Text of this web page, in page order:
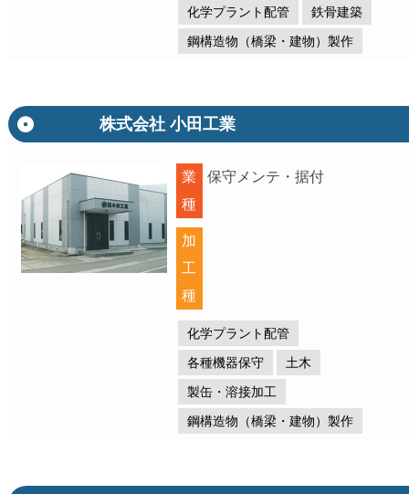
化学プラント配管
鉄骨建築
鋼構造物（橋梁・建物）製作
株式会社 小田工業
業
種
保守メンテ・据付
加
工
種
化学プラント配管
各種機器保守
土木
製缶・溶接加工
鋼構造物（橋梁・建物）製作